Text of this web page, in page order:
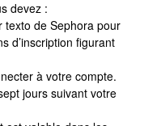
devez :
texto de Sephora pour
d’inscription figurant
à votre compte.
jours suivant votre